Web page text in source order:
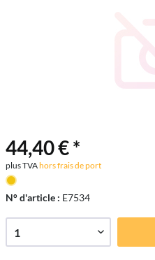
44,40 € *
plus TVAhors frais de port
N° d'article : E7534